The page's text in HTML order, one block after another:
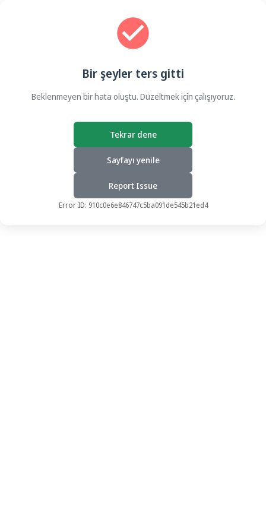
Bir şeyler ters gitti
Beklenmeyen bir hata oluştu. Düzeltmek için çalışıyoruz.
Tekrar dene
Sayfayı yenile
Report Issue
Error ID: 910c0e6e846747c5ba091de545b21ed4